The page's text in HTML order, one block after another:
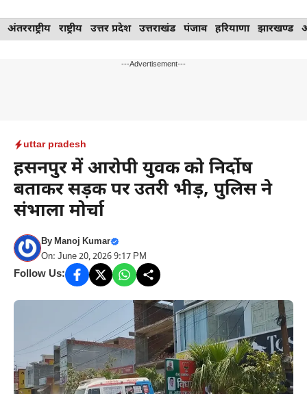
Skip
to
अंतरराष्ट्रीय राष्ट्रीय उत्तर प्रदेश उत्तराखंड पंजाब हरियाणा झारखण्ड
---Advertisement---
uttar pradesh
हसनपुर में आरोपी युवक को निर्दोष
बताकर सड़क पर उतरी भीड़, पुलिस ने
संभाला मोर्चा
ByManoj Kumar
On: June 20, 2026 9:17 PM
Follow Us: